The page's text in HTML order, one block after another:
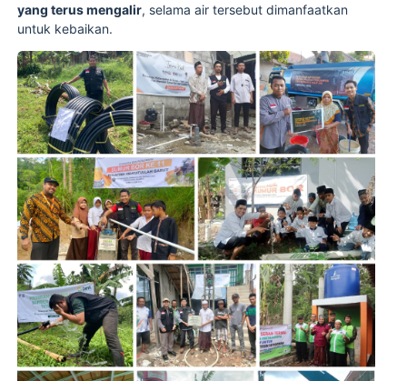
yang terus mengalir, selama air tersebut dimanfaatkan
untuk kebaikan.